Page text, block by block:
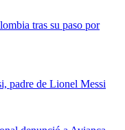
tras su paso por
padre de Lionel Messi